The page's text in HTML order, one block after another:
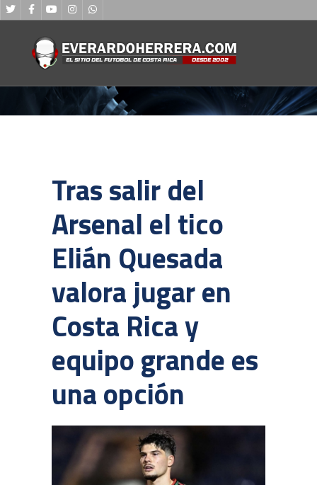
Tras salir del
Arsenal el tico
Elián Quesada
valora jugar en
Costa Rica y
equipo grande es
una opción